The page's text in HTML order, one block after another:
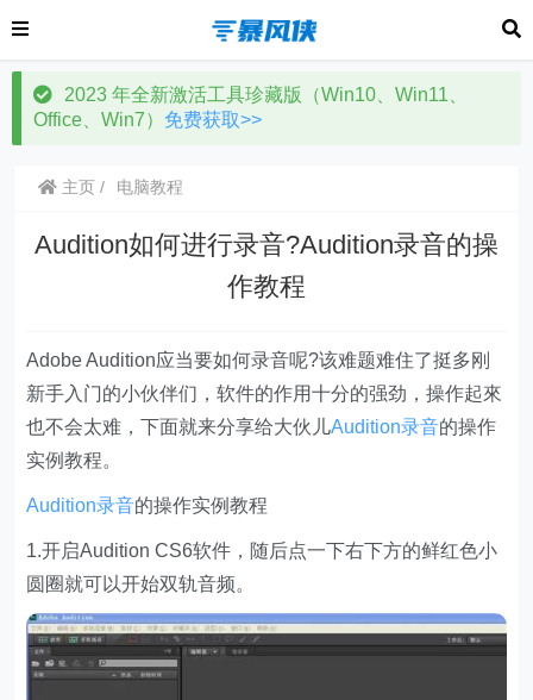
2023 年全新激活工具珍藏版（Win10、Win11、
Office、Win7） 免费获取>>
主页 电脑教程
Audition如何进行录音?Audition录音的操
作教程
Adobe Audition应当要如何录音呢?该难题难住了挺多刚
新手入门的小伙伴们，软件的作用十分的强劲，操作起來
也不会太难，下面就来分享给大伙儿Audition录音的操作
实例教程。
Audition录音的操作实例教程
1.开启Audition CS6软件，随后点一下右下方的鲜红色小
圆圈就可以开始双轨音频。